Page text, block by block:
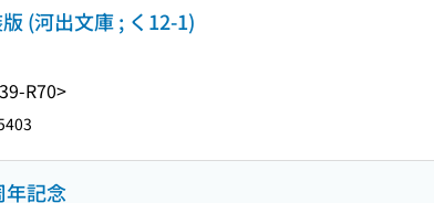
(河出文庫 ; く12-1)
R70>
年記念